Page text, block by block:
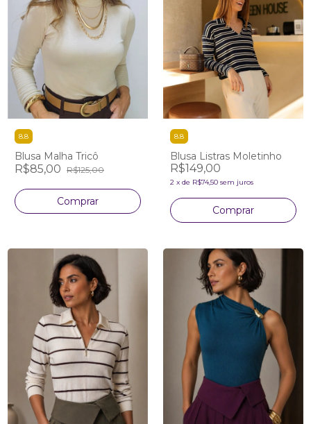
8.8
Blusa Malha Tricô
R$85,00 R$125,00
Comprar
8.8
Blusa Listras Moletinho
R$149,00
2 x de R$74,50 sem juros
Comprar